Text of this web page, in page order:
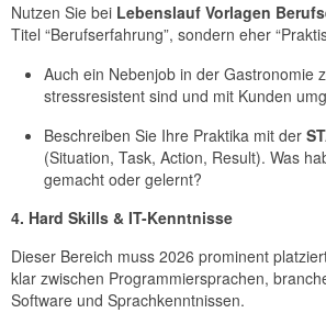
Nutzen Sie bei Lebenslauf Vorlagen
Titel “Berufserfahrung”, sondern eher
Auch ein Nebenjob in der Gastronomie
stressresistent sind und mit Kunden
Beschreiben Sie Ihre Praktika mit der
(Situation, Task, Action, Result). Was
gemacht oder gelernt?
4. Hard Skills & IT-Kenntnisse
Dieser Bereich muss 2026 prominent
klar zwischen Programmiersprachen,
Software und Sprachkenntnissen.